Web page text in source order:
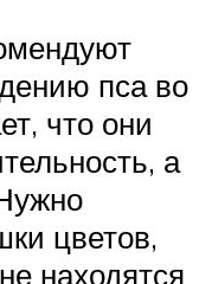
пса во
что они
а
цветов,
находятся